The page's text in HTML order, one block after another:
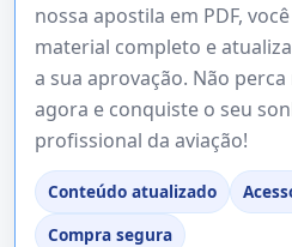
nossa apostila em PDF,
material completo e
a sua aprovação. Não
agora e conquiste o seu
profissional da aviação!
Conteúdo atualizado
Compra segura